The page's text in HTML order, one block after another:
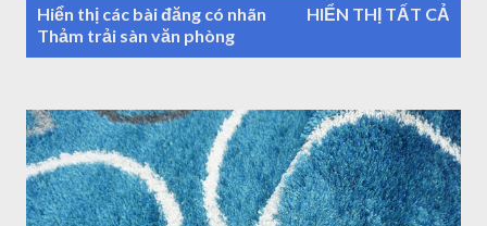
Hiển thị các bài đăng có nhãn
Thảm trải sàn văn phòng
HIỂN THỊ TẤT CẢ